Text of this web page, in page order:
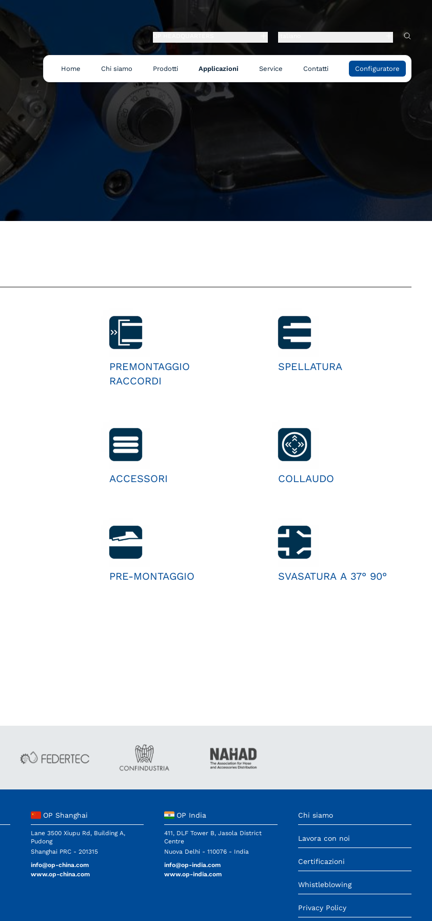
Home Chi siamo Prodotti Applicazioni Service Contatti Configuratore
PREMONTAGGIO
RACCORDI
SPELLATURA
ACCESSORI COLLAUDO
PRE-MONTAGGIO SVASATURA A 37° 90°
OP Shanghai
Lane 3500 Xiupu Rd, Building A,
Pudong
Shanghai PRC - 201315
info@op-china.com
www.op-china.com
OP India
411, DLF Tower B, Jasola District
Centre
Nuova Delhi - 110076 - India
info@op-india.com
www.op-india.com
Chi siamo
Lavora con noi
Certificazioni
Whistleblowing
Privacy Policy